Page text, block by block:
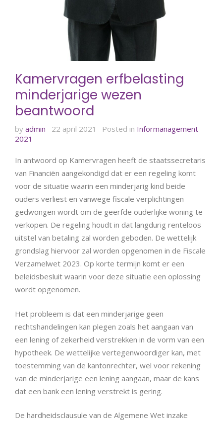
Kamervragen erfbelasting
minderjarige wezen
beantwoord
by admin 22 april 2021 Posted in Informanagement
2021
In antwoord op Kamervragen heeft de staatssecretaris
van Financiën aangekondigd dat er een regeling komt
voor de situatie waarin een minderjarig kind beide
ouders verliest en vanwege fiscale verplichtingen
gedwongen wordt om de geërfde ouderlijke woning te
verkopen. De regeling houdt in dat langdurig renteloos
uitstel van betaling zal worden geboden. De wettelijk
grondslag hiervoor zal worden opgenomen in de Fiscale
Verzamelwet 2023. Op korte termijn komt er een
beleidsbesluit waarin voor deze situatie een oplossing
wordt opgenomen.
Het probleem is dat een minderjarige geen
rechtshandelingen kan plegen zoals het aangaan van
een lening of zekerheid verstrekken in de vorm van een
hypotheek. De wettelijke vertegenwoordiger kan, met
toestemming van de kantonrechter, wel voor rekening
van de minderjarige een lening aangaan, maar de kans
dat een bank een lening verstrekt is gering.
De hardheidsclausule van de Algemene Wet inzake